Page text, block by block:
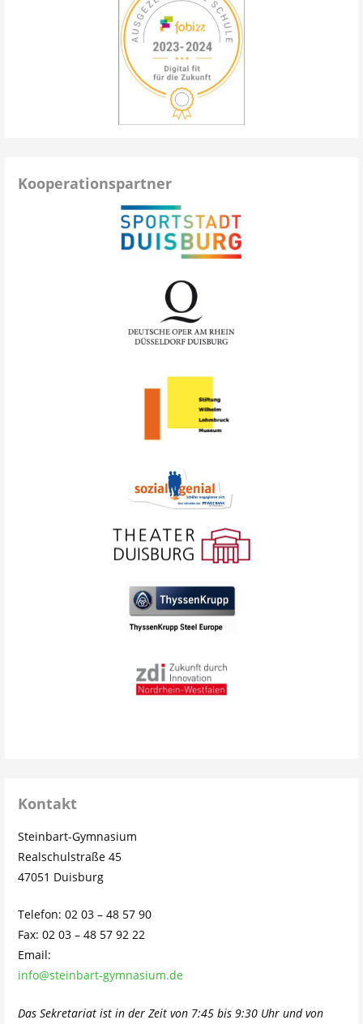
Kooperationspartner
Kontakt
Steinbart-Gymnasium
Realschulstraße 45
47051 Duisburg
Telefon: 02 03 – 48 57 90
Fax: 02 03 – 48 57 92 22
Email:
info@steinbart-gymnasium.de
Das Sekretariat ist in der Zeit von 7:45 bis 9:30 Uhr und von